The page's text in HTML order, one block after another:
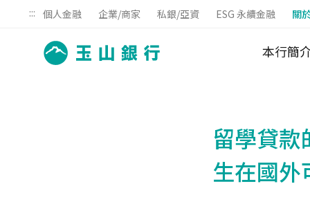
::: 個人金融 企業/商家 私銀/亞資 ESG 永續金融 關
本行簡
留學貸
生在國外